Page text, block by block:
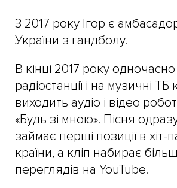
З 2017 року Ігор є
України з гандболу.
В кінці 2017 року
радіостанції і на музичні ТБ
виходить аудіо і відео
«Будь зі мною». Пісня одразу
займає перші позиції в хіт-
країни, а кліп набирає
переглядів на YouTube.